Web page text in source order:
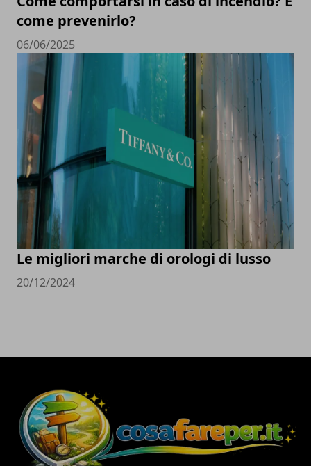
come prevenirlo?
06/06/2025
Le migliori marche di orologi di lusso
20/12/2024